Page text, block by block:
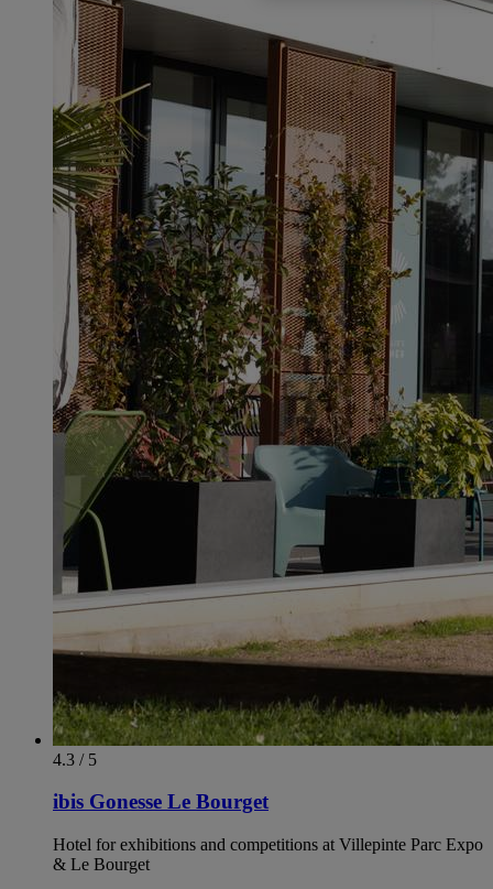
4.3 / 5
ibis Gonesse Le Bourget
Hotel for exhibitions and competitions at Villepinte Parc Expo
& Le Bourget